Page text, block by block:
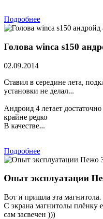
Подробнее
Голова winca s150
02.09.2014
Ставил в середине лета,
установки не делал...
Андроид 4 летает
крайне редко
В качестве...
Подробнее
Опыт эксплуатации
Вот и пришла эта магнитола.
С экрана магнитолы плёнку
сам засвечен )))